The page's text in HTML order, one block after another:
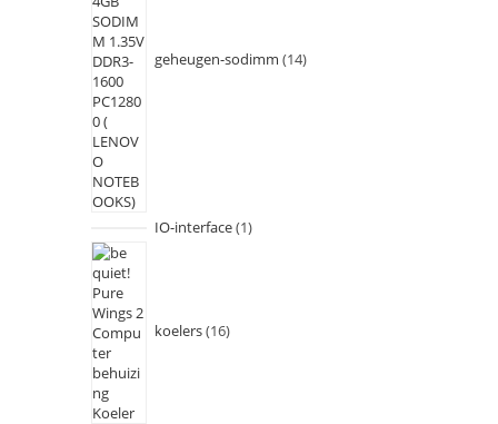
geheugen-sodimm 14
IO-interface 1
koelers 16